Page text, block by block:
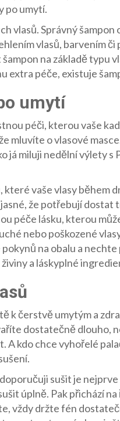
po umytí.
vlasů. Správný
vlasů, barvením
na základě typu
extra péče, existuje
umytí
péči, kterou vaše
mluvíte o vlasové
já miluji nedělní výlety s
které vaše vlasy během
že potřebují
péče lásku, kterou
nebo poškozené
na obalu a
a láskyplné
k čerstvě umytým a
dostatečně dlouho,
A kdo chce vyhořelé
sušit je
úplně. Pak přichází
vždy držte fén